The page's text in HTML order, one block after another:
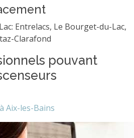
Entrelacs, Le Bourget-du-Lac,
Clarafond
pouvant
Aix-les-Bains